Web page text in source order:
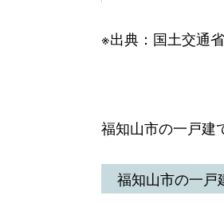
駅南町
駅前町
岡ノ上町
字長田
※出典：国土交通
福知山市の一戸建
福知山市の一戸